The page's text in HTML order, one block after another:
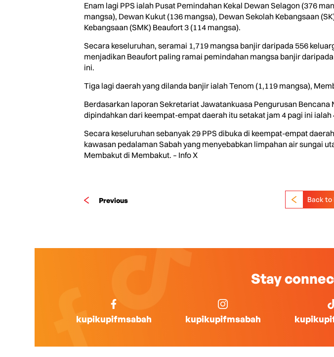
Enam lagi PPS ialah Pusat Pemindahan Kekal Dewan Selagon (376
mangsa), Dewan Kukut (136 mangsa), Dewan Sekolah Kebangsaan
Kebangsaan (SMK) Beaufort 3 (114 mangsa).
Secara keseluruhan, seramai 1,719 mangsa banjir daripada 556
menjadikan Beaufort paling ramai pemindahan mangsa banjir
ini.
Tiga lagi daerah yang dilanda banjir ialah Tenom (1,119 mangsa),
Berdasarkan laporan Sekretariat Jawatankuasa Pengurusan
dipindahkan dari keempat-empat daerah itu setakat jam 4 pagi ini
Secara keseluruhan sebanyak 29 PPS dibuka di keempat-empat
kawasan pedalaman Sabah yang menyebabkan limpahan air sungai
Membakut di Membakut. – Info X
Previous Back to
Stay
kupikupifmsabah kupikupifmsabah